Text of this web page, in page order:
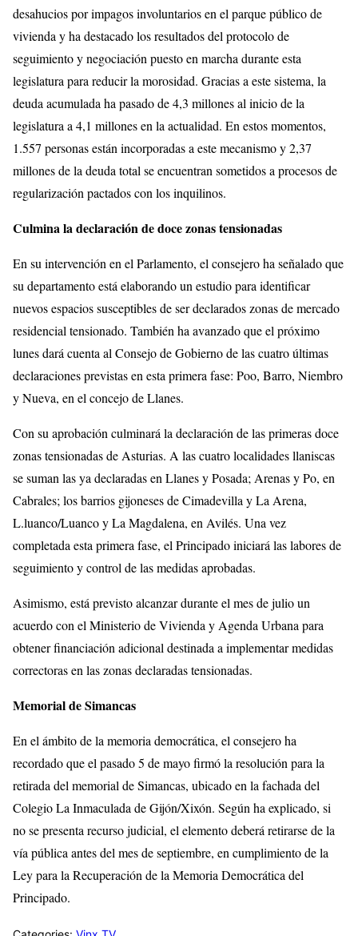
desahucios por impagos involuntarios en el parque público de
vivienda y ha destacado los resultados del protocolo de
seguimiento y negociación puesto en marcha durante esta
legislatura para reducir la morosidad. Gracias a este sistema, la
deuda acumulada ha pasado de 4,3 millones al inicio de la
legislatura a 4,1 millones en la actualidad. En estos momentos,
1.557 personas están incorporadas a este mecanismo y 2,37
millones de la deuda total se encuentran sometidos a procesos de
regularización pactados con los inquilinos.
Culmina la declaración de doce zonas tensionadas
En su intervención en el Parlamento, el consejero ha señalado que
su departamento está elaborando un estudio para identificar
nuevos espacios susceptibles de ser declarados zonas de mercado
residencial tensionado. También ha avanzado que el próximo
lunes dará cuenta al Consejo de Gobierno de las cuatro últimas
declaraciones previstas en esta primera fase: Poo, Barro, Niembro
y Nueva, en el concejo de Llanes.
Con su aprobación culminará la declaración de las primeras doce
zonas tensionadas de Asturias. A las cuatro localidades llaniscas
se suman las ya declaradas en Llanes y Posada; Arenas y Po, en
Cabrales; los barrios gijoneses de Cimadevilla y La Arena,
L.luanco/Luanco y La Magdalena, en Avilés. Una vez
completada esta primera fase, el Principado iniciará las labores de
seguimiento y control de las medidas aprobadas.
Asimismo, está previsto alcanzar durante el mes de julio un
acuerdo con el Ministerio de Vivienda y Agenda Urbana para
obtener financiación adicional destinada a implementar medidas
correctoras en las zonas declaradas tensionadas.
Memorial de Simancas
En el ámbito de la memoria democrática, el consejero ha
recordado que el pasado 5 de mayo firmó la resolución para la
retirada del memorial de Simancas, ubicado en la fachada del
Colegio La Inmaculada de Gijón/Xixón. Según ha explicado, si
no se presenta recurso judicial, el elemento deberá retirarse de la
vía pública antes del mes de septiembre, en cumplimiento de la
Ley para la Recuperación de la Memoria Democrática del
Principado.